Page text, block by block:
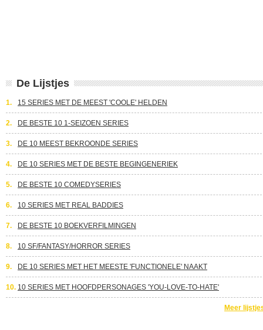
De Lijstjes
1. 15 SERIES MET DE MEEST 'COOLE' HELDEN
2. DE BESTE 10 1-SEIZOEN SERIES
3. DE 10 MEEST BEKROONDE SERIES
4. DE 10 SERIES MET DE BESTE BEGINGENERIEK
5. DE BESTE 10 COMEDYSERIES
6. 10 SERIES MET REAL BADDIES
7. DE BESTE 10 BOEKVERFILMINGEN
8. 10 SF/FANTASY/HORROR SERIES
9. DE 10 SERIES MET HET MEESTE 'FUNCTIONELE' NAAKT
10. 10 SERIES MET HOOFDPERSONAGES 'YOU-LOVE-TO-HATE'
Meer